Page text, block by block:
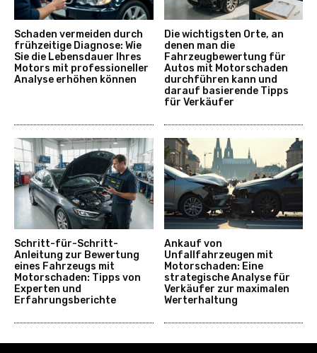
Schaden vermeiden durch
frühzeitige Diagnose: Wie
Sie die Lebensdauer Ihres
Motors mit professioneller
Analyse erhöhen können
Die wichtigsten Orte, an
denen man die
Fahrzeugbewertung für
Autos mit Motorschaden
durchführen kann und
darauf basierende Tipps
für Verkäufer
Schritt-für-Schritt-
Anleitung zur Bewertung
eines Fahrzeugs mit
Motorschaden: Tipps von
Experten und
Erfahrungsberichte
Ankauf von
Unfallfahrzeugen mit
Motorschaden: Eine
strategische Analyse für
Verkäufer zur maximalen
Werterhaltung